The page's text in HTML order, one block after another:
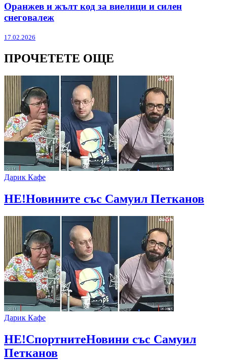
Оранжев и жълт код за виелици и силен
снеговалеж
17.02.2026
ПРОЧЕТЕТЕ ОЩЕ
Дарик Кафе
НЕ!Новините със Самуил Петканов
Дарик Кафе
НЕ!СпортнитеНовини със Самуил
Петканов